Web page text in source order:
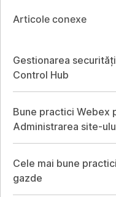
Articole conexe
Gestionarea
Control Hub
Bune practici Webex
Administrarea site-
Cele mai bune
gazde